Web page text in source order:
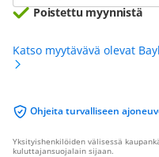
Poistettu myynnistä
Katso myytävävä olevat
Ohjeita turvalliseen
Yksityishenkilöiden välisessä
kuluttajansuojalain sijaan.